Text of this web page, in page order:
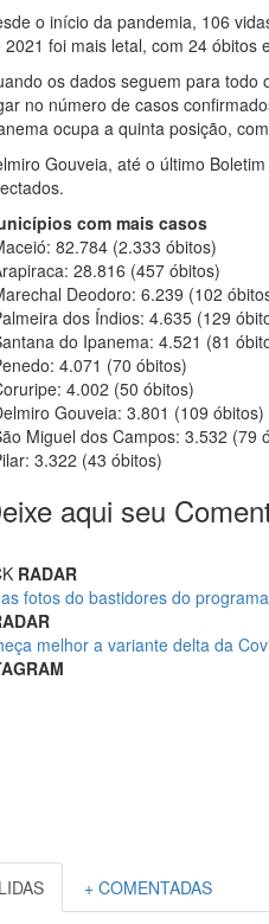
o início da pandemia, 106
2021 foi mais letal, com 24 óbitos
os dados seguem para todo
no número de casos
ocupa a quinta posição,
Gouveia, até o último
com mais casos
82.784 (2.333 óbitos)
28.816 (457 óbitos)
Deodoro: 6.239 (102
dos Índios: 4.635 (129
do Ipanema: 4.521 (81
4.071 (70 óbitos)
4.002 (50 óbitos)
Gouveia: 3.801 (109 óbitos)
Miguel dos Campos: 3.532 (79
3.322 (43 óbitos)
aqui seu
RADAR
fotos do bastidores do
melhor a variante delta da
+ COMENTADAS